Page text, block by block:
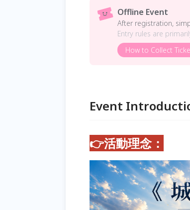
Offline Event
After registration,
Entry rules are
How to Collect
Event
👉活動理念：